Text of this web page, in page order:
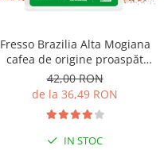
Fresso Brazilia Alta Mogiana
cafea de origine proaspăt
prăjită și măcinată
42,00 RON
de la 36,49 RON
IN STOC